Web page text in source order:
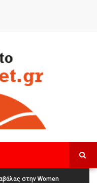
στην Women
Γιάννενα η Εθνική